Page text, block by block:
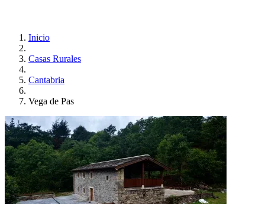
Inicio
Casas Rurales
Cantabria
Vega de Pas